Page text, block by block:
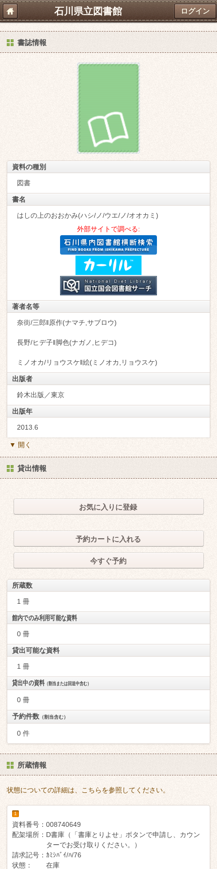
石川県立図書館 ログイン
書誌情報
資料の種別
図書
書名
はしの上のおおかみ(ハシ/ノ/ウエ/ノ/オオカミ)
外部サイトで調べる:
著者名等
奈街/三郎‖原作(ナマチ,サブロウ)
長野/ヒデ子‖脚色(ナガノ,ヒデコ)
ミノオカ/リョウスケ‖絵(ミノオカ,リョウスケ)
出版者
鈴木出版／東京
出版年
2013.6
▼ 開く
貸出情報
お気に入りに登録
予約カートに入れる
今すぐ予約
所蔵数
1 冊
館内でのみ利用可能な資料
0 冊
貸出可能な資料
1 冊
貸出中の資料（割当または回送中含む）
0 冊
予約件数 （割当含む）
0 件
所蔵情報
状態についての詳細は、こちらを参照してください。
1
資料番号： 008740649
配架場所： D書庫（「書庫とりよせ」ボタンで申請し、カウン
ターでお受け取りください。）
請求記号： ｶﾐｼﾊﾞｲ/ﾊ/76
状態：
在庫